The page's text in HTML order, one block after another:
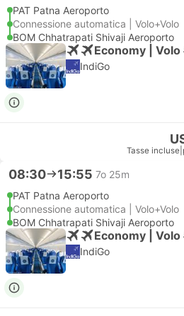
PAT Patna Aeroporto
Connessione automatica | Volo+Volo
BOM Chhatrapati Shivaji Aeroporto
Economy | Volo
IndiGo
Tasse incluse
08:30 15:55 7o 25m
PAT Patna Aeroporto
Connessione automatica | Volo+Volo
BOM Chhatrapati Shivaji Aeroporto
Economy | Volo
IndiGo